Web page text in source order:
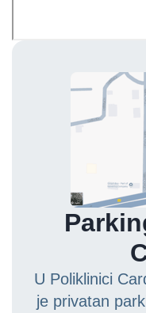
U Poliklinici
je privatan